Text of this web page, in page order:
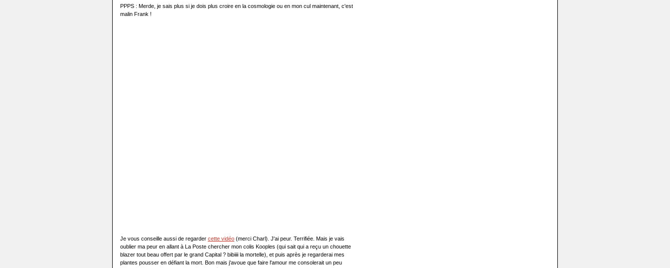
PPPS : Merde, je sais plus si je dois plus croire en la cosmologie ou en mon cul maintenant, c'est
malin Frank !
Je vous conseille aussi de regarder cette vidéo (merci Charl). J'ai peur. Terrifiée. Mais je vais
oublier ma peur en allant à La Poste chercher mon colis Kooples (qui sait qui a reçu un chouette
blazer tout beau offert par le grand Capital ? bibiiii la mortelle), et puis après je regarderai mes
plantes pousser en défiant la mort. Bon mais j'avoue que faire l'amour me consolerait un peu